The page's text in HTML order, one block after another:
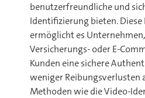
benutzerfreundliche und
Identifizierung bieten.
ermöglicht es Unternehmen,
Versicherungs- oder E-
Kunden eine sichere
weniger Reibungsverlusten
Methoden wie die Video-